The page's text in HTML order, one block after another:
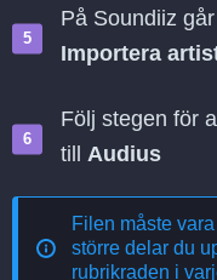
På Soundiiz
Importera
Följ stegen för
till Audius
Filen måste
större delar du
rubrikraden i